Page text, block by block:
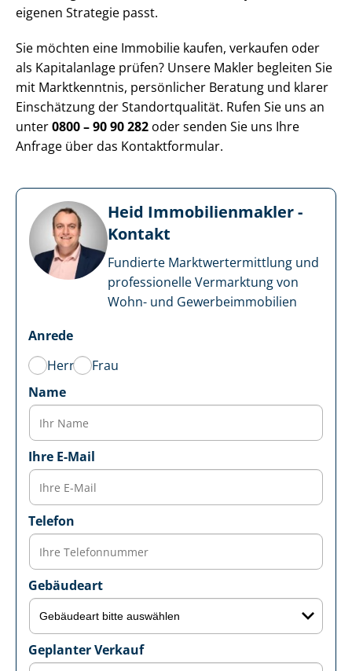
eigenen Strategie passt.
Sie möchten eine Immobilie kaufen, verkaufen oder
als Kapitalanlage prüfen? Unsere Makler begleiten Sie
mit Marktkenntnis, persönlicher Beratung und klarer
Einschätzung der Stand­ort­qua­li­tät. Rufen Sie uns an
unter0800 – 90 90 282 oder senden Sie uns Ihre
Anfrage über das Kontaktformular.
Heid Im­mo­bi­li­en­mak­ler -
Kontakt
Fundierte Markt­wert­ermitt­lung und
professionelle Vermarktung von
Wohn- und Ge­wer­be­im­mo­bi­li­en
Anrede
Herr
Frau
Name
Ihre E-Mail
Telefon
Gebäudeart
Geplanter Verkauf